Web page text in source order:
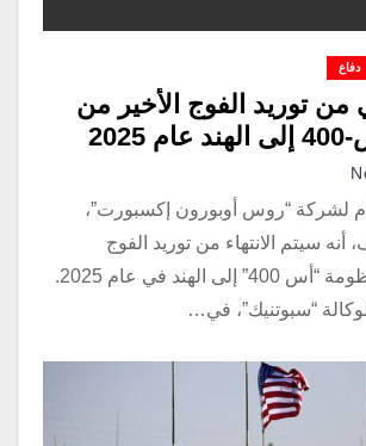
دفاع
من توريد الفوج الأخير من
لشركة “روس أوبورون إكسبورت”،
أنه سيتم الانتهاء من توريد الفوج
الخامس من منظومة “أس 400” إلى الهند في عام 2025.
“سبوتنيك”، في…